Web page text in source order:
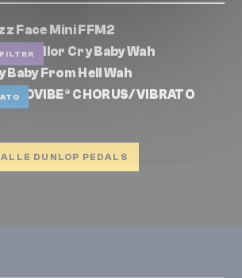
Face Mini FFM2
FILTER Cry Baby Wah
Baby From Hell Wah
CHORUS/VIBRATO
ALLE DUNLOP PEDALS